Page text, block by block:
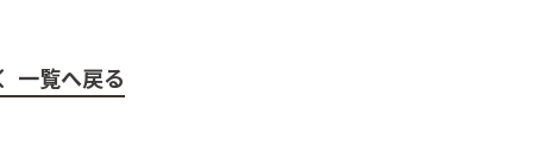
一覧へ戻る